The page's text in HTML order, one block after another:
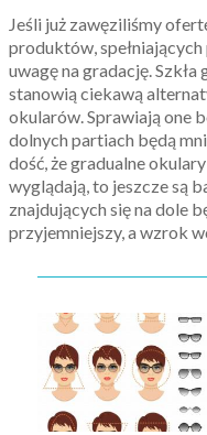
Jeśli już zawęziliśmy
produktów,
uwagę na gradację.
stanowią ciekawą
okularów. Sprawiają one
dolnych partiach będą
dość, że gradualne
wyglądają, to jeszcze są
znajdujących się na dole
przyjemniejszy, a wzrok